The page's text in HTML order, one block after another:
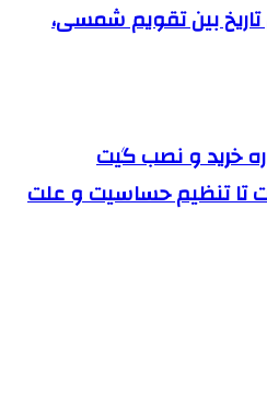
تاریخ بین تقویم شمسی،
خرید و نصب گیت
تا تنظیم حساسیت و علت